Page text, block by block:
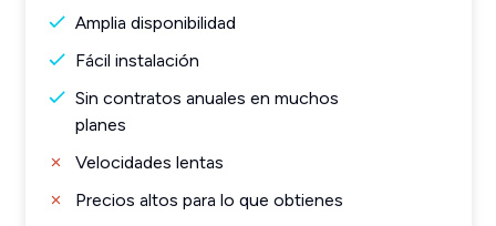
Amplia disponibilidad
Fácil instalación
Sin contratos anuales en muchos
planes
Velocidades lentas
Precios altos para lo que obtienes